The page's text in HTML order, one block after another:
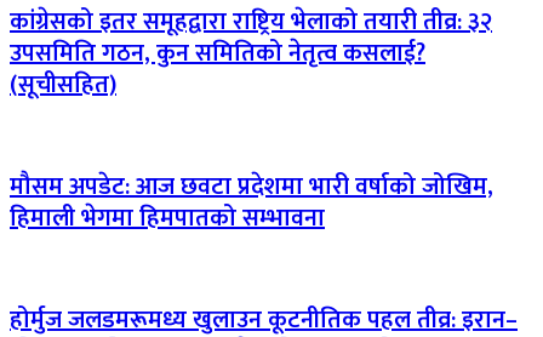
कांग्रेसको इतर समूहद्वारा राष्ट्रिय भेलाको तयारी तीव्र: ३२
उपसमिति गठन, कुन समितिको नेतृत्व कसलाई?
(सूचीसहित)
मौसम अपडेट: आज छवटा प्रदेशमा भारी वर्षाको जोखिम,
हिमाली भेगमा हिमपातको सम्भावना
होर्मुज जलडमरूमध्य खुलाउन कूटनीतिक पहल तीव्र: इरान–